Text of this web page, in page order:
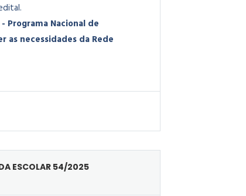
Programa Nacional de
as necessidades da Rede
ESCOLAR 54/2025